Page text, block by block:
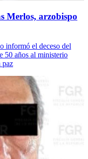
Merlos, arzobispo
informó el deceso del
50 años al ministerio
paz